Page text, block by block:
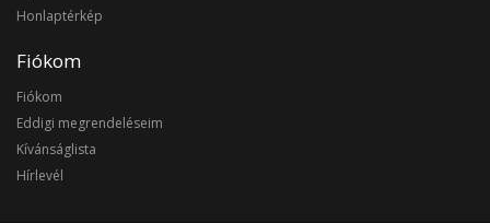
Honlaptérkép
Fiókom
Fiókom
Eddigi megrendeléseim
Kívánságlista
Hírlevél